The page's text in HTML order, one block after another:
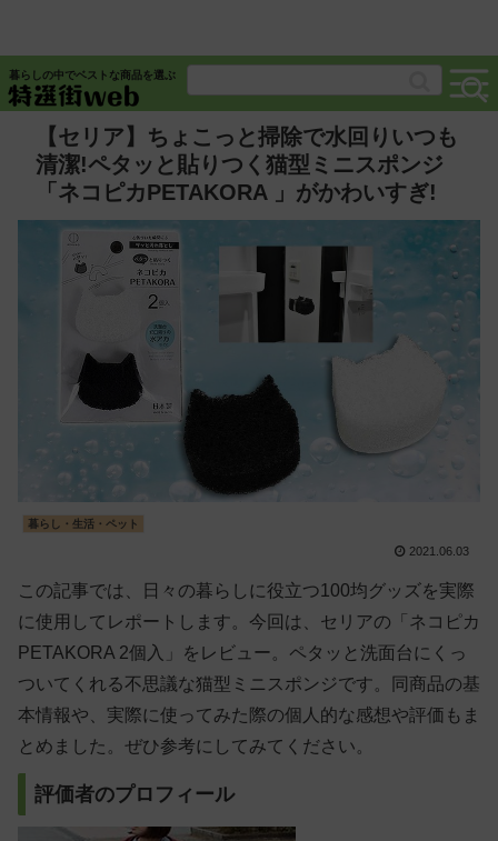
暮らしの中でベストな商品を選ぶ
【セリア】ちょこっと掃除で水回りいつも
清潔!ペタッと貼りつく猫型ミニスポンジ
「ネコピカPETAKORA 」がかわいすぎ!
暮らし・生活・ペット
2021.06.03
この記事では、日々の暮らしに役立つ100均グッズを実際
に使用してレポートします。今回は、セリアの「ネコピカ
PETAKORA 2個入」をレビュー。ペタッと洗面台にくっ
ついてくれる不思議な猫型ミニスポンジです。同商品の基
本情報や、実際に使ってみた際の個人的な感想や評価もま
とめました。ぜひ参考にしてみてください。
評価者のプロフィール